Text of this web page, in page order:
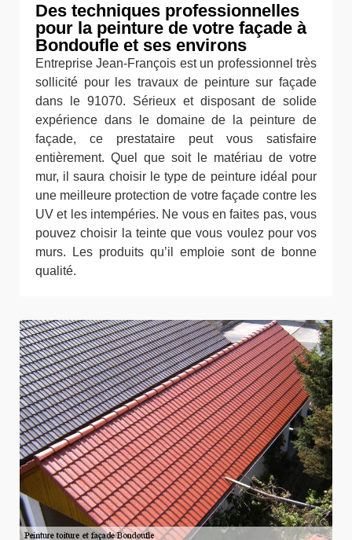
Des techniques professionnelles
pour la peinture de votre façade à
Bondoufle et ses environs
Entreprise Jean-François est un professionnel très
sollicité pour les travaux de peinture sur façade
dans le 91070. Sérieux et disposant de solide
expérience dans le domaine de la peinture de
façade, ce prestataire peut vous satisfaire
entièrement. Quel que soit le matériau de votre
mur, il saura choisir le type de peinture idéal pour
une meilleure protection de votre façade contre les
UV et les intempéries. Ne vous en faites pas, vous
pouvez choisir la teinte que vous voulez pour vos
murs. Les produits qu’il emploie sont de bonne
qualité.